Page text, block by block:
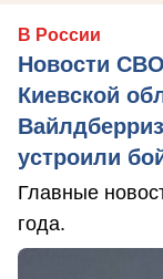
В России
Новости
Киевской
устроили
Главные
года.